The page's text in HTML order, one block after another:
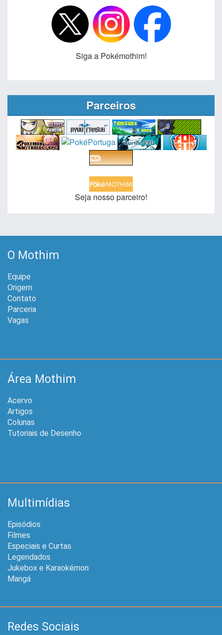
Siga a Pokémothim!
Parceiros
Seja nosso parceiro!
O Mothim
Equipe
Origem
Contato
Parceria
Vagas
Área Mothim
Acervo
Artigos
Colunas
Tutoriais de Desenho
Multimídias
Episódios
Filmes
Especiais e Curtas
Legendados
Jukebox e Karaokémon
Mangá
Redes Sociais